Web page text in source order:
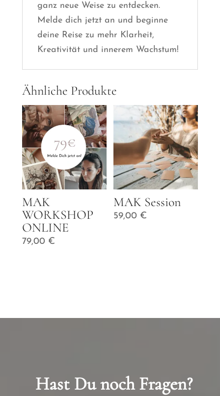
ganz neue Weise zu entdecken.
Melde dich jetzt an und beginne
deine Reise zu mehr Klarheit,
Kreativität und innerem Wachstum!
Ähnliche Produkte
MAK
WORKSHOP
ONLINE
79,00 €
MAK Session
59,00 €
Hast Du noch Fragen?